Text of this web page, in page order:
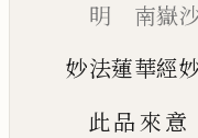
明 南嶽
妙法蓮華經
此品來意